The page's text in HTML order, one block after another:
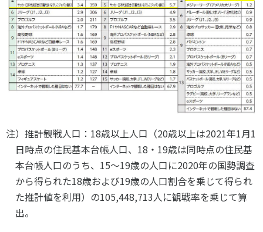
注）推計観戦人口：18歳以上人口（20歳以上は2021年1月1
日時点の住民基本台帳人口、18・19歳は同時点の住民基
本台帳人口のうち、15～19歳の人口に2020年の国勢調査
から得られた18歳および19歳の人口割合を乗じて得られ
た推計値を利用）の105,448,713人に観戦率を乗じて算
出。